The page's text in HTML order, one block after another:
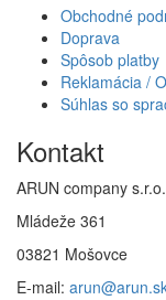
Obchodné
Doprava
Spôsob platby
Reklamácia /
Súhlas so
Kontakt
ARUN company s.r.o.
Mládeže 361
03821 Mošovce
E-mail: